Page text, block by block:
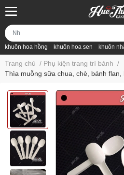
khuôn hoa hồng khuôn hoa sen khuôn
Trang chủ / Phụ kiện trang trí bánh /
Thìa muỗng sữa chua, chè, bánh flan,